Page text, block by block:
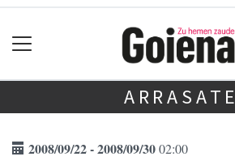
ARRASATE
2008/09/22 - 2008/09/3002:00